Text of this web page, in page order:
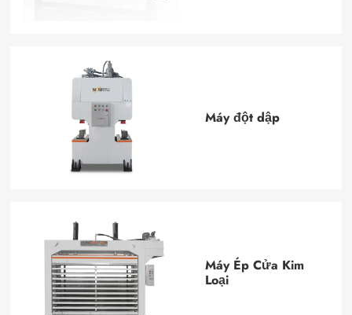
Máy đột dập
Máy Ép Cửa Kim
Loại